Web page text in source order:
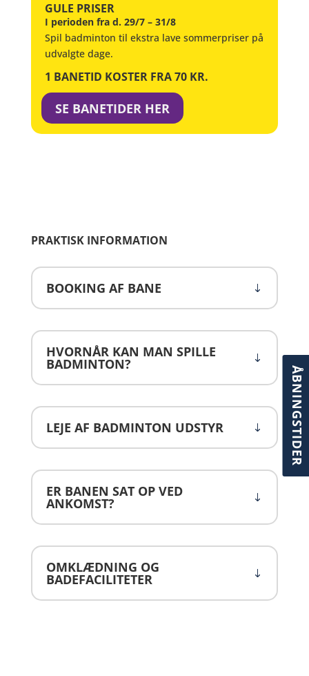
ÅBNINGSTIDER
GULE PRISER
I perioden fra d. 29/7 – 31/8
Spil badminton til ekstra lave sommerpriser på
udvalgte dage.
1 BANETID KOSTER FRA 70 KR.
SE BANETIDER HER
PRAKTISK INFORMATION
BOOKING AF BANE
HVORNÅR KAN MAN SPILLE
BADMINTON?
LEJE AF BADMINTON UDSTYR
ER BANEN SAT OP VED
ANKOMST?
OMKLÆDNING OG
BADEFACILITETER